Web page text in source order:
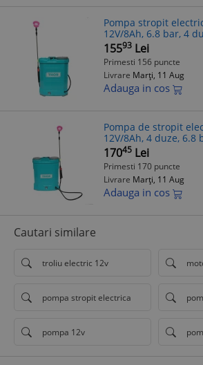
Pompa stropit
12V/8Ah, 6.8 bar, 4
eficienta gradina,
15593 Lei
Primesti 156 puncte
Livrare Marți, 11 Aug
Adauga in cos
Pompa de stropit
12V/8Ah, 4 duze, 6.8
17045 Lei
Primesti 170 puncte
Livrare Marți, 11 Aug
Adauga in cos
Cautari similare
troliu electric 12v
pompa stropit electrica
pompa 12v